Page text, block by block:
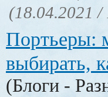
(18.04.2021 /
Портьеры:
выбирать,
(Блоги -